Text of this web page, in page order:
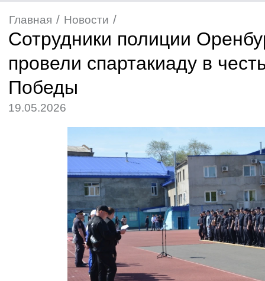
Главная / Новости /
Сотрудники полиции
провели спартакиаду в
Победы
19.05.2026